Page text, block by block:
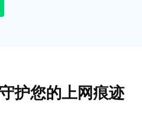
护您的上网痕迹